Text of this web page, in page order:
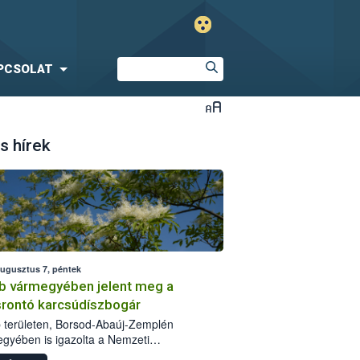
hírek
7, péntek
vármegyében jelent meg a
karcsúdíszbogár
területen, Borsod-Abaúj-Zemplén
is igazolta a Nemzeti
biztonsági Hivatal (Nébih) a